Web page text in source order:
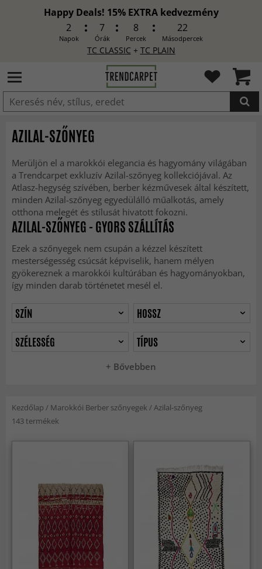
Happy Deals! 15% EXTRA kedvezmény
2
Napok
7
Órák
8
Percek
20
Másodpercek
TC CLASSIC + TC PLAIN
AZILAL-SZŐNYEG
Merüljön el a marokkói elegancia és hagyomány világában
a Trendcarpet exkluzív Azilal-szőnyeg kollekciójával. Az
Atlasz-hegység szívében, berber kézművesek által készített,
minden Azilal-szőnyeg egyedülálló műalkotás, amely
otthona melegét és stílusát hivatott fokozni.
AZILAL-SZŐNYEG- GYORS SZÁLLÍTÁS
Ezek a szőnyegek nem csupán a kézzel készített
mesterségesség csúcsát képviselik, hanem mélyen
gyökereznek a marokkói kultúrában és hagyományokban,
így minden darab történetet mesél el.
+ Bővebben
SZÍN
HOSSZ
SZÉLESSÉG
TÍPUS
Kezdőlap / Marokkói Berber szőnyegek /Azilal-szőnyeg
143 termékek